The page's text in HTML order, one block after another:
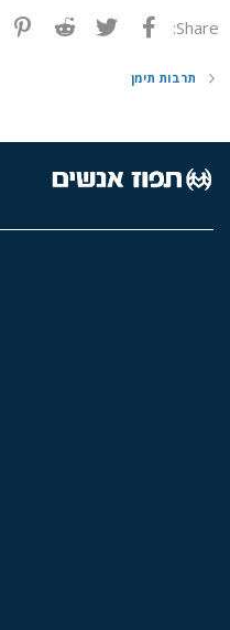
Share: פייסבוק Twitter
Reddit
תרבות תימן